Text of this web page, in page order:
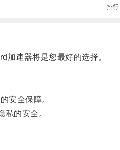
排行
速器将是您最好的选择。
安全保障。
的安全。